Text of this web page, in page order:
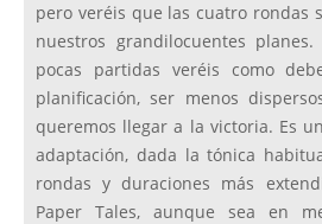
pero veréis que las cuatro rondas
nuestros grandilocuentes
pocas partidas veréis como
planificación, ser menos
queremos llegar a la victoria. Es
adaptación, dada la tónica
rondas y duraciones más
Paper Tales, aunque sea en